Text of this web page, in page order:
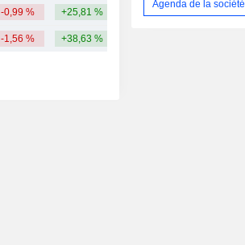
-0,99 % +25,81 % 3,5 Md
-1,56 % +38,63 %
Agenda de la société